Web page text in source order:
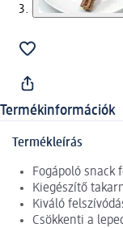
Termékinformációk
Termékleírás
Fogápoló snack
Kiegészítő
Kiváló
Csökkenti a